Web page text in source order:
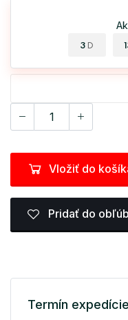
3 D
Vložiť do
Pridať do
Termín expedície